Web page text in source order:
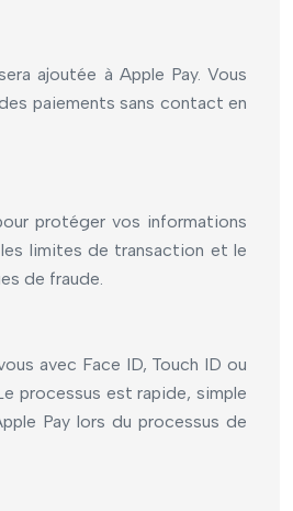
ajoutée à Apple Pay. Vous
paiements sans contact en
protéger vos informations
limites de transaction et le
de fraude.
avec Face ID, Touch ID ou
processus est rapide, simple
Pay lors du processus de